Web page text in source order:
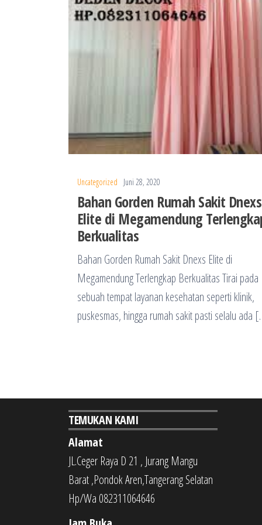
Uncategorized Juni 28, 2020
Bahan Gorden Rumah Sakit Dnexs
Elite di Megamendung
Berkualitas
Bahan Gorden Rumah Sakit Dnexs Elite di
Megamendung Terlengkap Berkualitas Tirai pada
sebuah tempat layanan kesehatan seperti klinik,
puskesmas, hingga rumah sakit pasti selalu ada
TEMUKAN KAMI
Alamat
JL.Ceger Raya D 21 , Jurang Mangu
Barat ,Pondok Aren,Tangerang Selatan
Hp/Wa 082311064646